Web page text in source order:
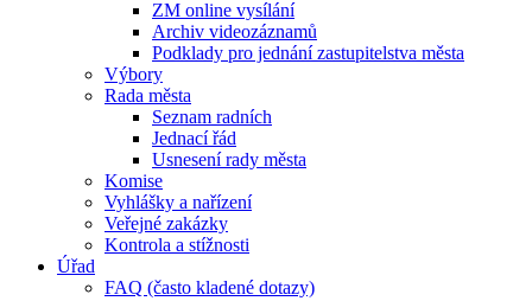
ZM online vysílání
Archiv videozáznamů
Podklady pro jednání zastupitelstva města
Výbory
Rada města
Seznam radních
Jednací řád
Usnesení rady města
Komise
Vyhlášky a nařízení
Veřejné zakázky
Kontrola a stížnosti
Úřad
FAQ (často kladené dotazy)